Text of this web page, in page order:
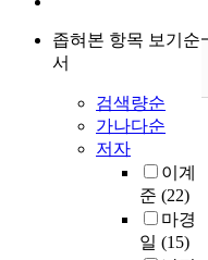
좁혀본 항목 보기순
서
검색량순
가나다순
저자
이계
준 (22)
마경
일 (15)